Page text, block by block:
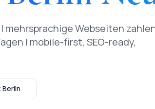
mehrsprachige Webseiten
| mobile-first, SEO-ready,
Berlin